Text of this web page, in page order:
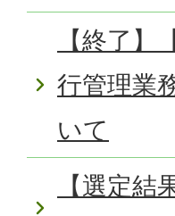
【終了
行管理業
いて
【選定